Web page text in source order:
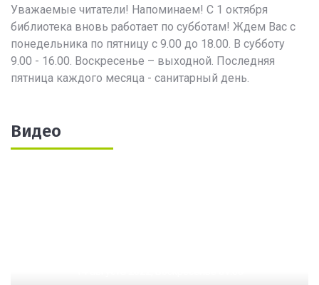
Уважаемые читатели! Напоминаем! С 1 октября
библиотека вновь работает по субботам! Ждем Вас с
понедельника по пятницу с 9.00 до 18.00. В субботу
9.00 - 16.00. Воскресенье – выходной. Последняя
пятница каждого месяца - санитарный день.
Видео